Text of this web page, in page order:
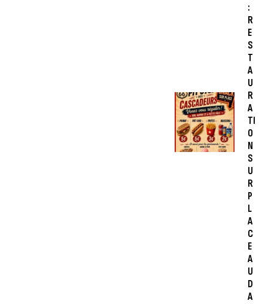
:
R
E
S
T
A
U
R
A
TI
O
N
S
U
R
P
L
A
C
E
A
U
D
A